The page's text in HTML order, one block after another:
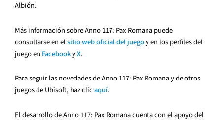
Albión.
Más información sobre Anno 117: Pax Romana puede
consultarse en elsitio web oficial del juegoy en los perfiles del
juego en FacebookyX.
Para seguir las novedades de Anno 117: Pax Romana y de otros
juegos de Ubisoft, haz clicaquí.
El desarrollo de Anno 117: Pax Romana cuenta con el apoyo del